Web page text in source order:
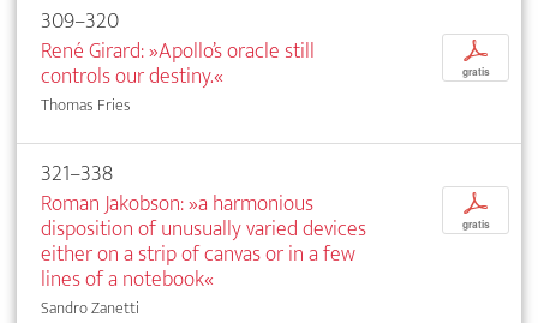
309–320
René Girard: »Apollo’s oracle still
controls our destiny.«
Thomas Fries
p
gratis
321–338
Roman Jakobson: »a harmonious
disposition of unusually varied devices
either on a strip of canvas or in a few
lines of a notebook«
Sandro Zanetti
p
gratis